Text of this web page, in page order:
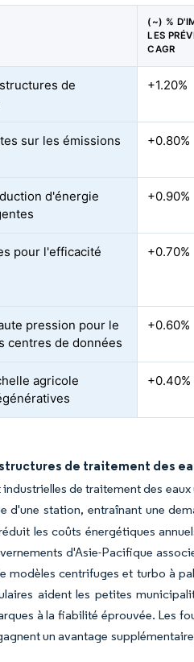
(~) %
LES
CAGR
de
+1.20%
sur les émissions
+0.80%
d'énergie
+0.90%
pour l'efficacité
+0.70%
pression pour le
centres de données
+0.60%
agricole
+0.40%
de traitement des
de traitement des
d'une station, entraînant une
les coûts énergétiques
d'Asie-Pacifique
modèles centrifuges et turbo à
aident les petites
à la fiabilité éprouvée. Les
un avantage